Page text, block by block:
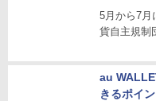
5月から7月
貨自主規制
au
きるポイ